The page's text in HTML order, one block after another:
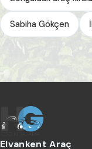
Sabiha Gökçen
Elvankent Araç